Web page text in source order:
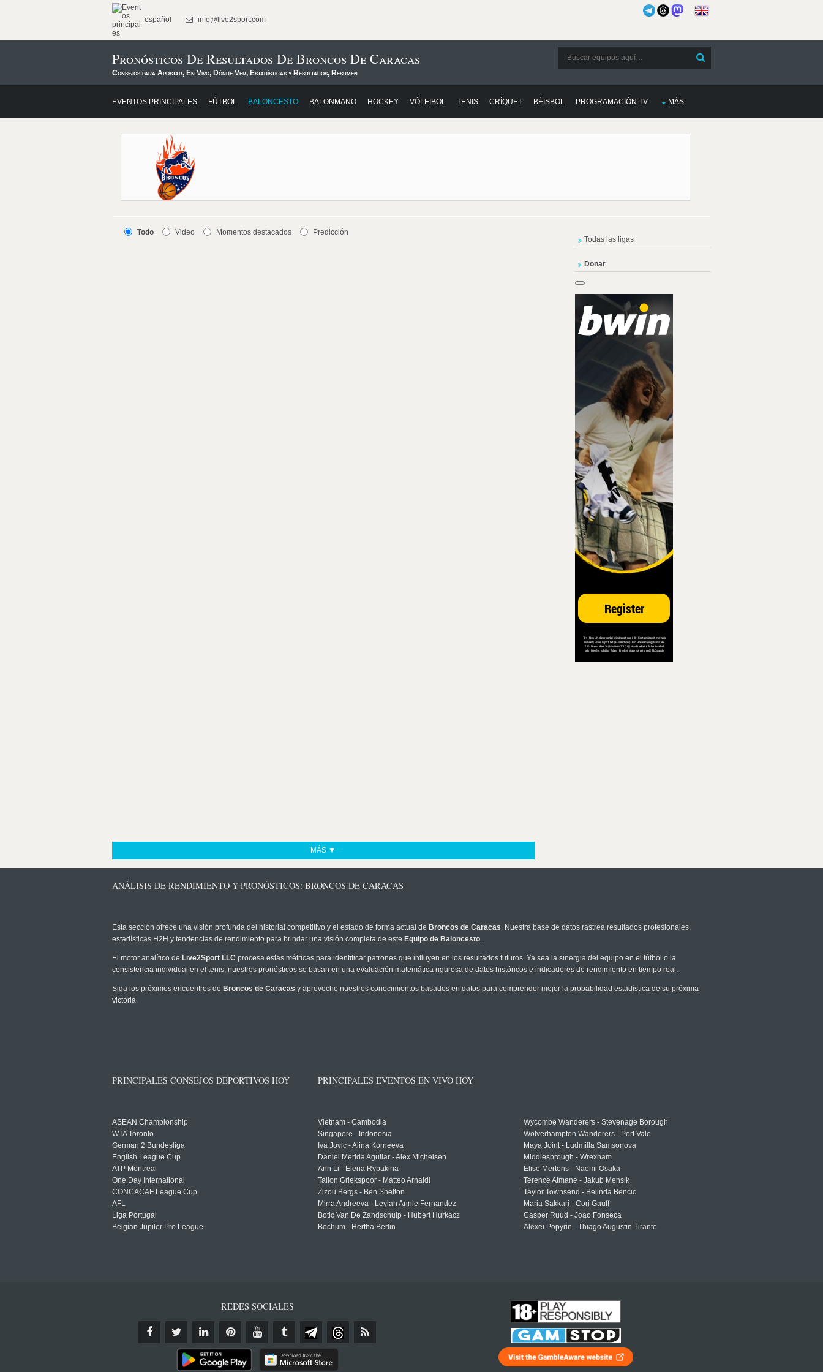
español info@live2sport.com
Pronósticos De Resultados De Broncos De Caracas
Consejos para Apostar, En Vivo, Dónde Ver, Estadísticas y Resultados, Resumen
EVENTOS PRINCIPALES FÚTBOL BALONCESTO BALONMANO HOCKEY VÓLEIBOL TENIS CRÍQUET BÉISBOL PROGRAMACIÓN TV MÁS
Todo Video Momentos destacados Predicción
MÁS ▼
Todas las ligas
Donar
ANÁLISIS DE RENDIMIENTO Y PRONÓSTICOS: BRONCOS DE CARACAS
Esta sección ofrece una visión profunda del historial competitivo y el estado de forma actual de Broncos de Caracas. Nuestra base de datos rastrea resultados profesionales,
estadísticas H2H y tendencias de rendimiento para brindar una visión completa de este Equipo de Baloncesto.
El motor analítico de Live2Sport LLC procesa estas métricas para identificar patrones que influyen en los resultados futuros. Ya sea la sinergia del equipo en el fútbol o la
consistencia individual en el tenis, nuestros pronósticos se basan en una evaluación matemática rigurosa de datos históricos e indicadores de rendimiento en tiempo real.
Siga los próximos encuentros de Broncos de Caracas y aproveche nuestros conocimientos basados en datos para comprender mejor la probabilidad estadística de su próxima
victoria.
PRINCIPALES CONSEJOS DEPORTIVOS HOY
ASEAN Championship
WTA Toronto
German 2 Bundesliga
English League Cup
ATP Montreal
One Day International
CONCACAF League Cup
AFL
Liga Portugal
Belgian Jupiler Pro League
PRINCIPALES EVENTOS EN VIVO HOY
Vietnam - Cambodia
Singapore - Indonesia
Iva Jovic - Alina Korneeva
Daniel Merida Aguilar - Alex Michelsen
Ann Li - Elena Rybakina
Tallon Griekspoor - Matteo Arnaldi
Zizou Bergs - Ben Shelton
Mirra Andreeva - Leylah Annie Fernandez
Botic Van De Zandschulp - Hubert Hurkacz
Bochum - Hertha Berlin
Wycombe Wanderers - Stevenage Borough
Wolverhampton Wanderers - Port Vale
Maya Joint - Ludmilla Samsonova
Middlesbrough - Wrexham
Elise Mertens - Naomi Osaka
Terence Atmane - Jakub Mensik
Taylor Townsend - Belinda Bencic
Maria Sakkari - Cori Gauff
Casper Ruud - Joao Fonseca
Alexei Popyrin - Thiago Augustin Tirante
REDES SOCIALES